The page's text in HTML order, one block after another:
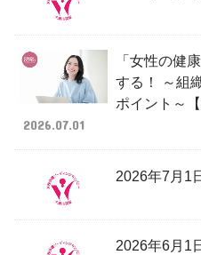
「女性の健
する！ ～組
ポイント～
2026.07.01
2026年7月1
2026年6月1